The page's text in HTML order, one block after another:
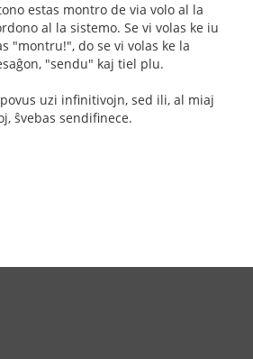
estas montro de via volo al la
al la sistemo. Se vi volas ke iu
"montru!", do se vi volas ke la
"sendu" kaj tiel plu.
uzi infinitivojn, sed ili, al miaj
ŝvebas sendifinece.